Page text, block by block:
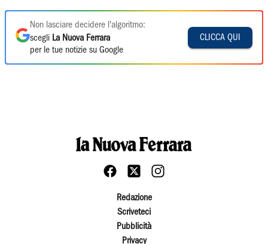
Non lasciare decidere l'algoritmo:
scegli La Nuova Ferrara
per le tue notizie su Google
CLICCA QUI
Redazione
Scriveteci
Pubblicità
Privacy